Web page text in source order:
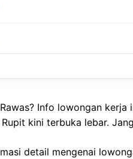
Info lowongan
kini terbuka lebar.
detail mengenai